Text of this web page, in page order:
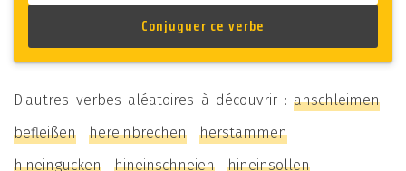
D'autres verbes aléatoires à découvrir : anschleimen
befleißen
hereinbrechen
herstammen
hineingucken
hineinschneien
hineinsollen